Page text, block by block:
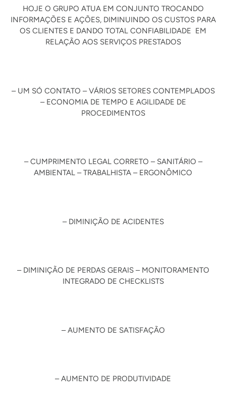
HOJE O GRUPO ATUA EM CONJUNTO TROCANDO
INFORMAÇÕES E AÇÕES, DIMINUINDO OS CUSTOS PARA
OS CLIENTES E DANDO TOTAL CONFIABILIDADE EM
RELAÇÃO AOS SERVIÇOS PRESTADOS
– UM SÓ CONTATO – VÁRIOS SETORES CONTEMPLADOS
– ECONOMIA DE TEMPO E AGILIDADE DE
PROCEDIMENTOS
– CUMPRIMENTO LEGAL CORRETO – SANITÁRIO –
AMBIENTAL – TRABALHISTA – ERGONÔMICO
– DIMINIÇÃO DE ACIDENTES
– DIMINIÇÃO DE PERDAS GERAIS – MONITORAMENTO
INTEGRADO DE CHECKLISTS
– AUMENTO DE SATISFAÇÃO
– AUMENTO DE PRODUTIVIDADE